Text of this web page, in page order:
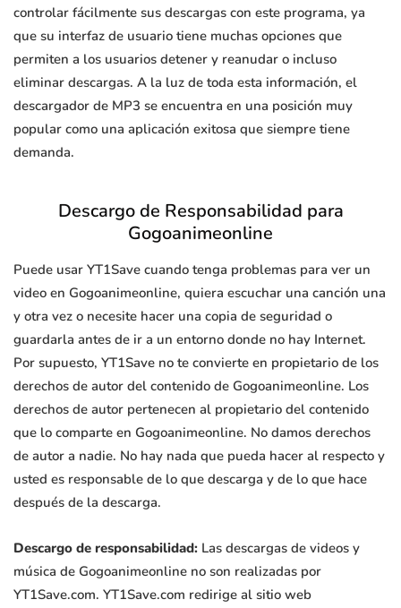
controlar fácilmente sus descargas con este programa, ya
que su interfaz de usuario tiene muchas opciones que
permiten a los usuarios detener y reanudar o incluso
eliminar descargas. A la luz de toda esta información, el
descargador de MP3 se encuentra en una posición muy
popular como una aplicación exitosa que siempre tiene
demanda.
Descargo de Responsabilidad para
Gogoanimeonline
Puede usar YT1Save cuando tenga problemas para ver un
video en Gogoanimeonline, quiera escuchar una canción una
y otra vez o necesite hacer una copia de seguridad o
guardarla antes de ir a un entorno donde no hay Internet.
Por supuesto, YT1Save no te convierte en propietario de los
derechos de autor del contenido de Gogoanimeonline. Los
derechos de autor pertenecen al propietario del contenido
que lo comparte en Gogoanimeonline. No damos derechos
de autor a nadie. No hay nada que pueda hacer al respecto y
usted es responsable de lo que descarga y de lo que hace
después de la descarga.
Descargo de responsabilidad: Las descargas de videos y
música de Gogoanimeonline no son realizadas por
YT1Save.com. YT1Save.com redirige al sitio web